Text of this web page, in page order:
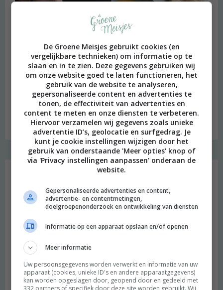
Budget recept: Linzensoep met kokosmelk
Instagram Merel
De Groene Meisjes gebruikt cookies (en
vergelijkbare technieken) om informatie op te
slaan en in te zien. Deze gegevens gebruiken wij
om onze website goed te laten functioneren, het
gebruik van de website te analyseren,
gepersonaliseerde content en advertenties te
tonen, de effectiviteit van advertenties en
content te meten en onze diensten te verbeteren.
Hiervoor verzamelen wij gegevens zoals unieke
advertentie ID’s, geolocatie en surfgedrag. Je
kunt je cookie instellingen wijzigen door het
gebruik van onderstaande 'Meer opties' knop of
via 'Privacy instellingen aanpassen' onderaan de
website.
Gepersonaliseerde advertenties en content,
advertentie- en contentmetingen,
doelgroepenonderzoek en ontwikkeling van diensten
Informatie op een apparaat opslaan en/of openen
Meer informatie
Uw persoonsgegevens worden verwerkt en informatie van uw
apparaat (cookies, unieke ID's en andere apparaatgegevens)
kan worden opgeslagen door, geopend door en gedeeld met
332 partners of specifiek door deze site worden gebruikt. Wij